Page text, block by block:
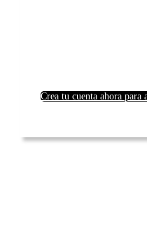
Crea tu cuenta ahora para